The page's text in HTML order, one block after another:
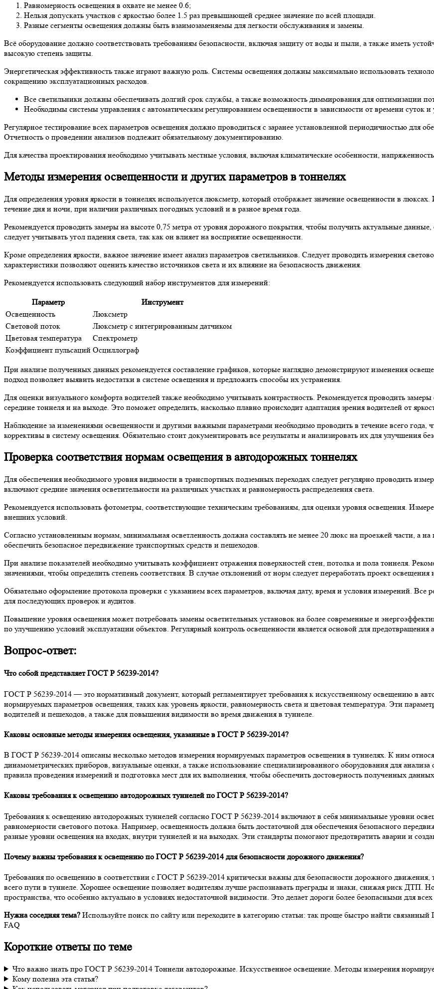
Равномерность освещения в охвате не менее 0.6;
Нельзя допускать участков с яркостью более 1.5 раз превышающей среднее значение по всей площади.
Разные сегменты освещения должны быть взаимозаменяемы для легкости обслуживания и замены.
Всё оборудование должно соответствовать требованиям безопасности, включая защиту от воды и пыли, а также иметь
высокую степень защиты.
Энергетическая эффективность также играют важную роль. Системы освещения должны максимально использовать
сокращению эксплуатационных расходов.
Все светильники должны обеспечивать долгий срок службы, а также возможность диммирования для оптимизации
Необходимы системы управления с автоматическим регулированием освещенности в зависимости от времени суток
Регулярное тестирование всех параметров освещения должно проводиться с заранее установленной периодичностью для
Отчетность о проведении анализов подлежит обязательному документированию.
Для качества проектирования необходимо учитывать местные условия, включая климатические особенности,
Методы измерения освещенности и других параметров в тоннелях
Для определения уровня яркости в тоннелях используется люксметр, который отображает значение освещенности в
течение дня и ночи, при наличии различных погодных условий и в разное время года.
Рекомендуется проводить замеры на высоте 0,75 метра от уровня дорожного покрытия, чтобы получить актуальные
следует учитывать угол падения света, так как он влияет на восприятие освещенности.
Кроме определения яркости, важное значение имеет анализ параметров светильников. Следует проводить измерения
характеристики позволяют оценить качество источников света и их влияние на безопасность движения.
Рекомендуется использовать следующий набор инструментов для измерений:
Параметр
Инструмент
Освещенность
Люксметр
Световой поток
Люксметр с интегрированным датчиком
Цветовая температура
Спектрометр
Коэффициент пульсаций Осциллограф
При анализе полученных данных рекомендуется составление графиков, которые наглядно демонстрируют изменения
подход позволяет выявить недостатки в системе освещения и предложить способы их устранения.
Для оценки визуального комфорта водителей также необходимо учитывать контрастность. Рекомендуется проводить
середине тоннеля и на выходе. Это поможет определить, насколько плавно происходит адаптация зрения водителей от
Наблюдение за изменениями освещенности и другими важными параметрами необходимо проводить в течение всего года,
коррективы в систему освещения. Обязательно стоит документировать все результаты и анализировать их для улучшения
Проверка соответствия нормам освещения в автодорожных тоннелях
Для обеспечения необходимого уровня видимости в транспортных подземных переходах следует регулярно проводить
включают средние значения осветительности на различных участках и равномерность распределения света.
Рекомендуется использовать фотометры, соответствующие техническим требованиям, для оценки уровня освещения.
внешних условий.
Согласно установленным нормам, минимальная осветленность должна составлять не менее 20 люкс на проезжей части, а
обеспечить безопасное передвижение транспортных средств и пешеходов.
При анализе показателей необходимо учитывать коэффициент отражения поверхностей стен, потолка и пола тоннеля.
значениями, чтобы определить степень соответствия. В случае отклонений от норм следует переработать проект
Обязательно оформление протокола проверки с указанием всех параметров, включая дату, время и условия измерений.
для последующих проверок и аудитов.
Повышение уровня освещения может потребовать замены осветительных установок на более современные и
по улучшению условий эксплуатации объектов. Регулярный контроль освещенности является основой для предотвращения
Вопрос-ответ:
Что собой представляет ГОСТ Р 56239-2014?
ГОСТ Р 56239-2014 — это нормативный документ, который регламентирует требования к искусственному освещению в
нормируемых параметров освещения, таких как уровень яркости, равномерность света и цветовая температура. Эти
водителей и пешеходов, а также для повышения видимости во время движения в туннеле.
Каковы основные методы измерения освещения, указанные в ГОСТ Р 56239-2014?
В ГОСТ Р 56239-2014 описаны несколько методов измерения нормируемых параметров освещения в туннелях. К ним
динамометрических приборов, визуальные оценки, а также использование специализированного оборудования для
правила проведения измерений и подготовка мест для их выполнения, чтобы обеспечить достоверность полученных
Каковы требования к освещению автодорожных туннелей по ГОСТ Р 56239-2014?
Требования к освещению автодорожных туннелей согласно ГОСТ Р 56239-2014 включают в себя минимальные уровни
равномерности светового потока. Например, освещенность должна быть достаточной для обеспечения безопасного
разные уровни освещения на входах, внутри туннелей и на выходах. Эти стандарты помогают предотвратить аварии и
Почему важны требования к освещению по ГОСТ Р 56239-2014 для безопасности дорожного движения?
Требования по освещению в соответствии с ГОСТ Р 56239-2014 критически важны для безопасности дорожного
всего пути в туннеле. Хорошее освещение позволяет водителям лучше распознавать преграды и знаки, снижая риск ДТП.
пространства, что особенно актуально в условиях недостаточной видимости. Это делает дороги более безопасными для
Нужна соседняя тема? Используйте поиск по сайту или переходите в категорию статьи: так проще быстро найти
FAQ
Короткие ответы по теме
Что важно знать про ГОСТ Р 56239-2014 Тоннели автодорожные. Искусственное освещение. Методы измерения
Кому полезна эта статья?